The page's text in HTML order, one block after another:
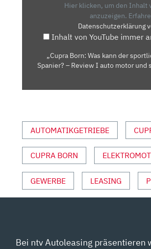
SPANIER?
REVIEW
SPORT“
VON
YOUTUBE
ANZEIGEN
Hier klicken, um den Inhalt
anzuzeigen.
Datenschutzerklärung
Inhalt von YouTube immer
„Cupra Born: Was kann der
Spanier? – Review I auto motor und
AUTOMATIKGETRIEBE
CUPRA BORN
GEWERBE LEASING
Bei ntv Autoleasing präsentieren